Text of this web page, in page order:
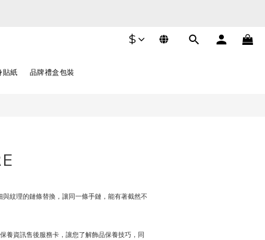
$
貼紙 品牌禮盒包裝
紋理的鏈條替換，讓同一條手鏈，能有著截然不
養資訊售後服務卡，讓您了解飾品保養技巧，同